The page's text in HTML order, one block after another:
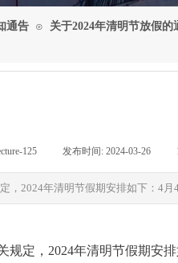
通告 ⊙ 关于2024年清明节放假的
125 发布时间: 2024-03-26
，2024年清明节假期安排如下：4
规定，2024年清明节假期安